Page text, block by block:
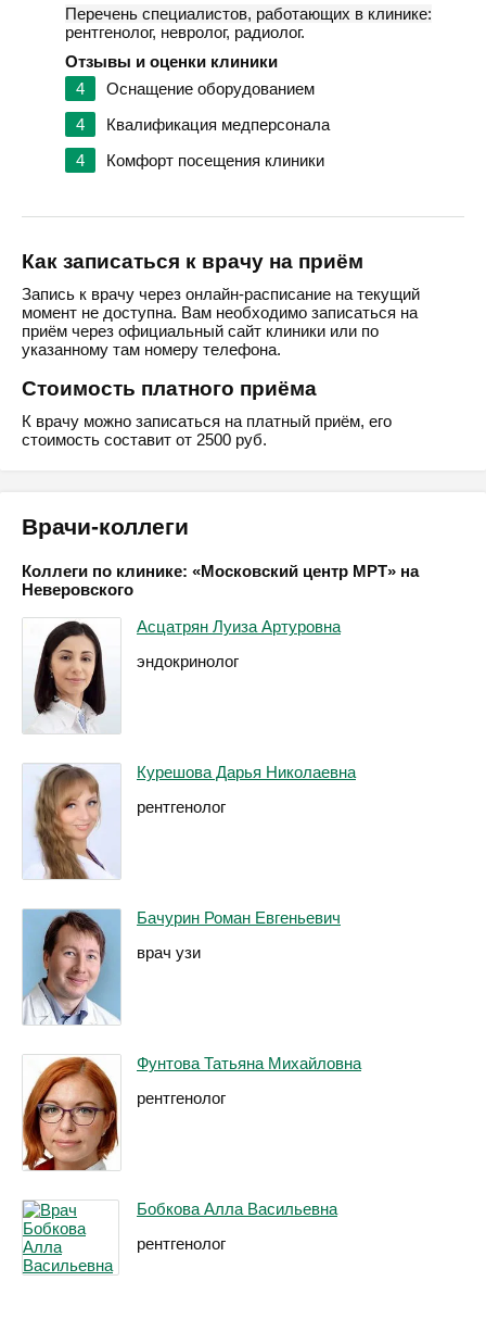
Перечень специалистов, работающих в клинике:
рентгенолог, невролог, радиолог.
Отзывы и оценки клиники
4
Оснащение оборудованием
4
Квалификация медперсонала
4
Комфорт посещения клиники
Как записаться к врачу на приём
Запись к врачу через онлайн-расписание на текущий
момент не доступна. Вам необходимо записаться на
приём через официальный сайт клиники или по
указанному там номеру телефона.
Стоимость платного приёма
К врачу можно записаться на платный приём, его
стоимость составит от 2500 руб.
Врачи-коллеги
Коллеги по клинике: «Московский центр МРТ» на
Неверовского
Асцатрян Луиза Артуровна
эндокринолог
Курешова Дарья Николаевна
рентгенолог
Бачурин Роман Евгеньевич
врач узи
Фунтова Татьяна Михайловна
рентгенолог
Бобкова Алла Васильевна
рентгенолог